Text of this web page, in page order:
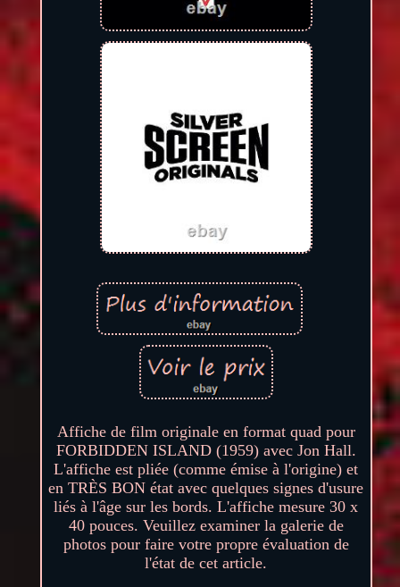
Affiche de film originale en format quad pour
FORBIDDEN ISLAND (1959) avec Jon Hall.
L'affiche est pliée (comme émise à l'origine) et
en TRÈS BON état avec quelques signes d'usure
liés à l'âge sur les bords. L'affiche mesure 30 x
40 pouces. Veuillez examiner la galerie de
photos pour faire votre propre évaluation de
l'état de cet article.